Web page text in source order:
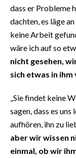
dass er Probleme
dachten, es läge
keine Arbeit
wäre ich auf so
nicht gesehen,
sich etwas in
„Sie findet keine
sagen, dass es
aufhören, ihn zu
aber wir wissen
einmal, ob wir